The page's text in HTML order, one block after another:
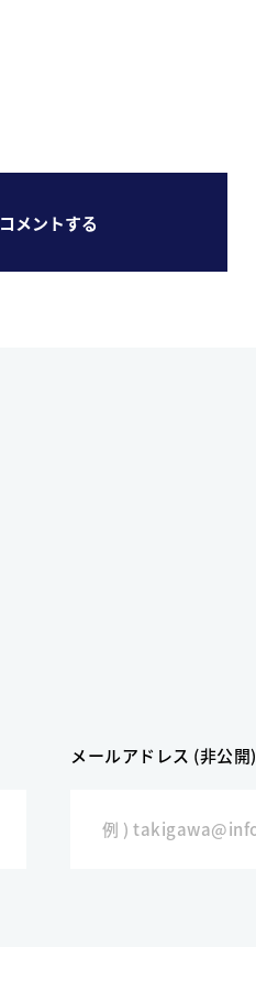
コメントする
メールアドレス (非公開)